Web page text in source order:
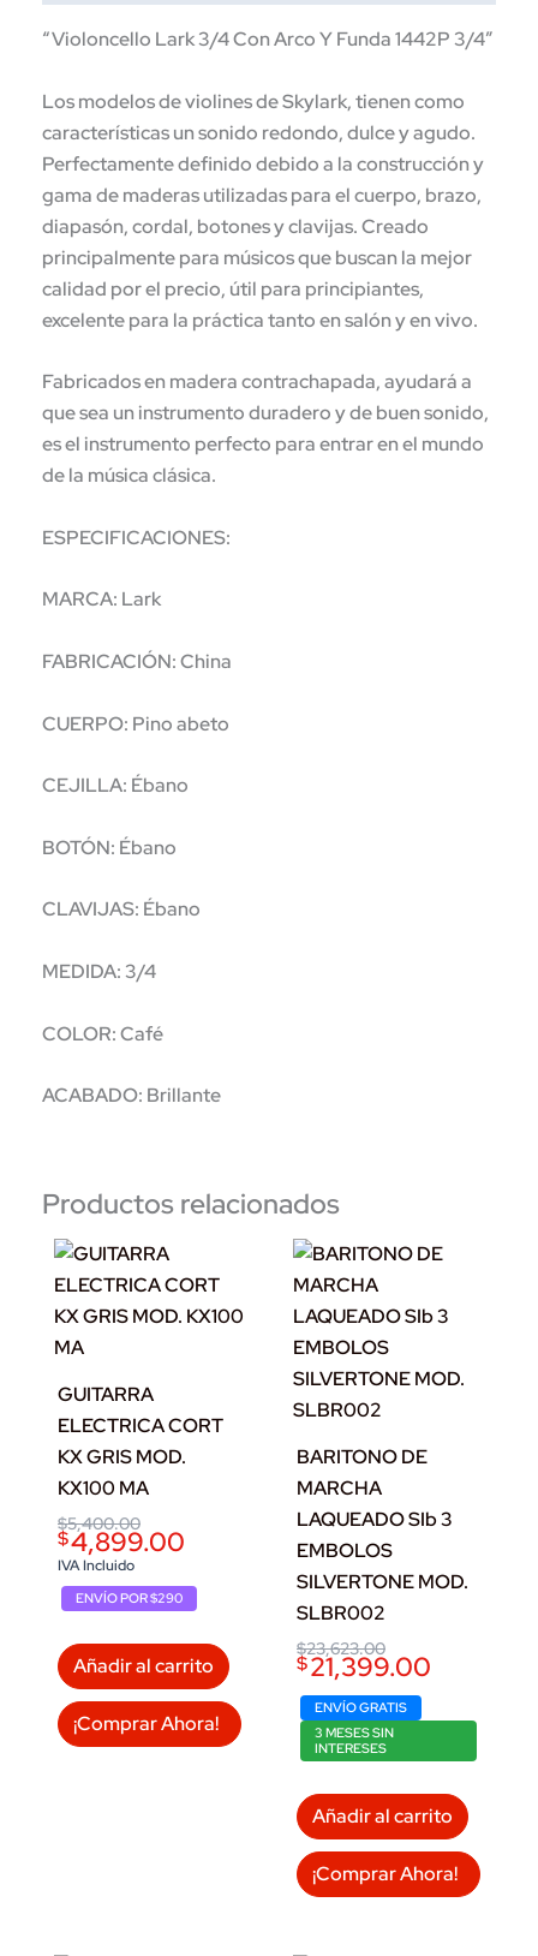
“Violoncello Lark 3/4 Con Arco Y Funda 1442P 3/4”
Los modelos de violines de Skylark, tienen como
características un sonido redondo, dulce y agudo.
Perfectamente definido debido a la construcción y
gama de maderas utilizadas para el cuerpo, brazo,
diapasón, cordal, botones y clavijas. Creado
principalmente para músicos que buscan la mejor
calidad por el precio, útil para principiantes,
excelente para la práctica tanto en salón y en vivo.
Fabricados en madera contrachapada, ayudará a
que sea un instrumento duradero y de buen sonido,
es el instrumento perfecto para entrar en el mundo
de la música clásica.
ESPECIFICACIONES:
MARCA: Lark
FABRICACIÓN: China
CUERPO: Pino abeto
CEJILLA: Ébano
BOTÓN: Ébano
CLAVIJAS: Ébano
MEDIDA: 3/4
COLOR: Café
ACABADO: Brillante
Productos relacionados
GUITARRA
ELECTRICA CORT
KX GRIS MOD.
KX100 MA
$5,400.00
Original
price
was:
$5,400.00.
$4,899.00
Current
price
is:
$4,899.00.
IVA Incluido
ENVÍO POR $290
Añadir al carrito
¡Comprar Ahora!
BARITONO DE
MARCHA
LAQUEADO SIb 3
EMBOLOS
SILVERTONE MOD.
SLBR002
$23,623.00
Original
price
$23,623.00.
$21,399.00
Current
price
$21,399.00.
ENVÍO GRATIS
3 MESES SIN
INTERESES
Añadir al carrito
¡Comprar Ahora!